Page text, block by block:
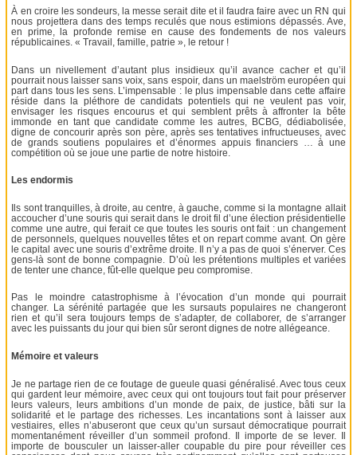
À en croire les sondeurs, la messe serait dite et il faudra faire avec un RN qui
nous projettera dans des temps reculés que nous estimions dépassés. Ave,
en prime, la profonde remise en cause des fondements de nos valeurs
républicaines. « Travail, famille, patrie », le retour !
Dans un nivellement d’autant plus insidieux qu’il avance cacher et qu’il
pourrait nous laisser sans voix, sans espoir, dans un maelström européen qui
part dans tous les sens. L’impensable : le plus impensable dans cette affaire
réside dans la pléthore de candidats potentiels qui ne veulent pas voir,
envisager les risques encourus et qui semblent prêts à affronter la bête
immonde en tant que candidate comme les autres, BCBG, dédiabolisée,
digne de concourir après son père, après ses tentatives infructueuses, avec
de grands soutiens populaires et d’énormes appuis financiers … à une
compétition où se joue une partie de notre histoire.
Les endormis
Ils sont tranquilles, à droite, au centre, à gauche, comme si la montagne allait
accoucher d’une souris qui serait dans le droit fil d’une élection présidentielle
comme une autre, qui ferait ce que toutes les souris ont fait : un changement
de personnels, quelques nouvelles têtes et on repart comme avant. On gère
le capital avec une souris d’extrême droite. Il n’y a pas de quoi s’énerver. Ces
gens-là sont de bonne compagnie. D’où les prétentions multiples et variées
de tenter une chance, fût-elle quelque peu compromise.
Pas le moindre catastrophisme à l’évocation d’un monde qui pourrait
changer. La sérénité partagée que les sursauts populaires ne changeront
rien et qu’il sera toujours temps de s’adapter, de collaborer, de s’arranger
avec les puissants du jour qui bien sûr seront dignes de notre allégeance.
Mémoire et valeurs
Je ne partage rien de ce foutage de gueule quasi généralisé. Avec tous ceux
qui gardent leur mémoire, avec ceux qui ont toujours tout fait pour préserver
leurs valeurs, leurs ambitions d’un monde de paix, de justice, bâti sur la
solidarité et le partage des richesses. Les incantations sont à laisser aux
vestiaires, elles n’abuseront que ceux qu’un sursaut démocratique pourrait
momentanément réveiller d’un sommeil profond. Il importe de se lever. Il
importe de bousculer un laisser-aller coupable du pire pour réveiller ces